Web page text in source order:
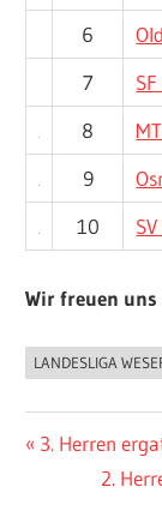
6
7
8
9
10
Wir freuen uns
ALLGEMEIN
LANDESLIGA
Vorheriger
Beitrag:
3. Herren
2.